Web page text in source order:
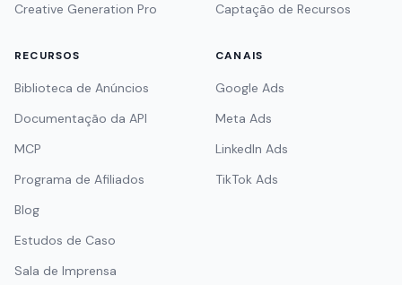
Creative Generation Pro
Captação de Recursos
RECURSOS
Biblioteca de Anúncios
Documentação da API
MCP
Programa de Afiliados
Blog
Estudos de Caso
Sala de Imprensa
CANAIS
Google Ads
Meta Ads
LinkedIn Ads
TikTok Ads